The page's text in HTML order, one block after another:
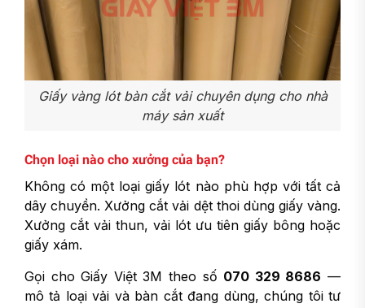
Giấy vàng lót bàn cắt vải chuyên dụng cho nhà
máy sản xuất
Chọn loại nào cho xưởng của bạn?
Không có một loại giấy lót nào phù hợp với tất cả
dây chuyền. Xưởng cắt vải dệt thoi dùng giấy vàng.
Xưởng cắt vải thun, vải lót ưu tiên giấy bông hoặc
giấy xám.
Gọi cho Giấy Việt 3M theo số 070 329 8686 —
mô tả loại vải và bàn cắt đang dùng, chúng tôi tư